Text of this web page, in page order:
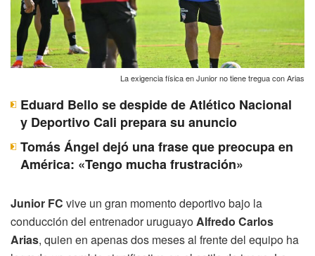
La exigencia física en Junior no tiene tregua con Arias
Eduard Bello se despide de Atlético Nacional
y Deportivo Cali prepara su anuncio
Tomás Ángel dejó una frase que preocupa en
América: «Tengo mucha frustración»
Junior FC vive un gran momento deportivo bajo la
conducción del entrenador uruguayoAlfredo Carlos
Arias, quien en apenas dos meses al frente del equipo ha